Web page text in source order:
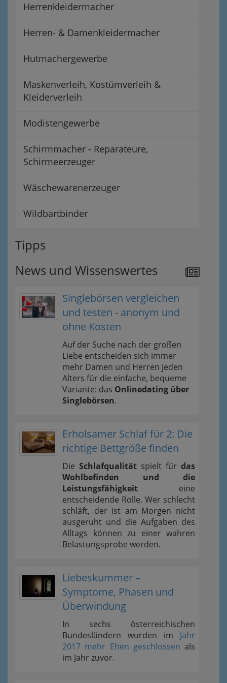
Herrenkleidermacher
Herren- & Damenkleidermacher
Hutmachergewerbe
Maskenverleih, Kostümverleih &
Kleiderverleih
Modistengewerbe
Schirmmacher - Reparateure,
Schirmeerzeuger
Wäschewarenerzeuger
Wildbartbinder
Tipps
News und Wissenswertes
Singlebörsen vergleichen
und testen - anonym und
ohne Kosten
Auf der Suche nach der großen
Liebe entscheiden sich immer
mehr Damen und Herren jeden
Alters für die einfache, bequeme
Variante: das Onlinedating über
Singlebörsen.
Erholsamer Schlaf für 2: Die
richtige Bettgröße finden
Die Schlafqualität spielt für das
Wohlbefinden und die
Leistungsfähigkeit eine
entscheidende Rolle. Wer schlecht
schläft, der ist am Morgen nicht
ausgeruht und die Aufgaben des
Alltags können zu einer wahren
Belastungsprobe werden.
Liebeskummer –
Symptome, Phasen und
Überwindung
In sechs österreichischen
Bundesländern wurden im Jahr
2017 mehr Ehen geschlossen als
im Jahr zuvor.